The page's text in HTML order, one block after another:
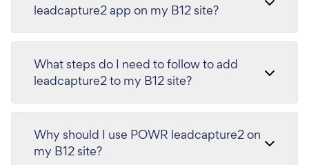
leadcapture2 app on my B12 site?
What steps do I need to follow to add
leadcapture2 to my B12 site?
Why should I use POWR leadcapture2 on
my B12 site?